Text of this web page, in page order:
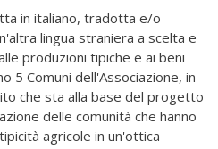
in italiano, tradotta e/o
lingua straniera a scelta e
produzioni tipiche e ai beni
5 Comuni dell'Associazione, in
che sta alla base del progetto
delle comunità che hanno
agricole in un'ottica